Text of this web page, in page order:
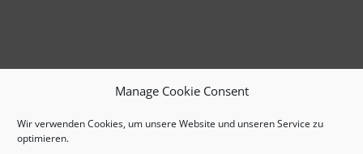
Manage Cookie Consent
Wir verwenden Cookies, um unsere Website und unseren Service zu
optimieren.
Impressum
Cookie-Richtlinie (EU)